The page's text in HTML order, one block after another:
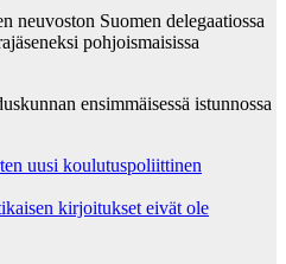
neuvoston Suomen delegaatiossa
pohjoismaisissa
ensimmäisessä istunnossa
uusi koulutuspoliittinen
kirjoitukset eivät ole